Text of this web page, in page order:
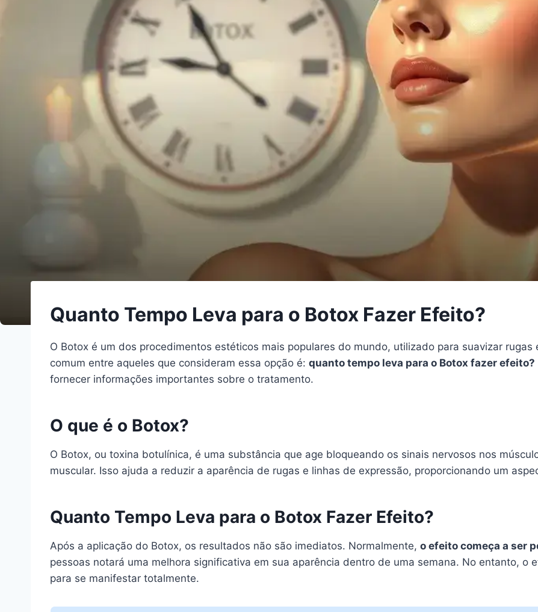
Quanto Tempo Leva para o Botox Fazer Efeito?
O Botox é um dos procedimentos estéticos mais populares do mundo, utilizado para suavizar
comum entre aqueles que consideram essa opção é: quanto tempo leva para o Botox fazer efeito?
fornecer informações importantes sobre o tratamento.
O que é o Botox?
O Botox, ou toxina botulínica, é uma substância que age bloqueando os sinais nervosos nos
muscular. Isso ajuda a reduzir a aparência de rugas e linhas de expressão, proporcionando um
Quanto Tempo Leva para o Botox Fazer Efeito?
Após a aplicação do Botox, os resultados não são imediatos. Normalmente, o efeito começa a ser
pessoas notará uma melhora significativa em sua aparência dentro de uma semana. No entanto, o
para se manifestar totalmente.